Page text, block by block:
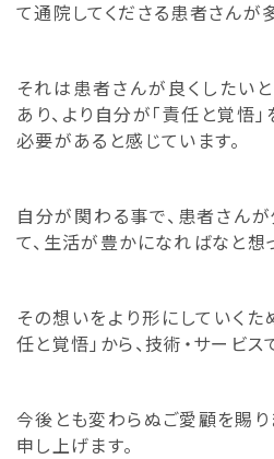
て通院してくださる患者さんが
それは患者さんが良くしたい
あり、 より自分が「責任と覚悟」
必要があると感じています。
自分が関わる事で、患者さん
て、 生活が豊かになればなと想
その想いをより形にしていくた
任と覚悟」から、技術・サービス
今後とも変わらぬご愛顧を賜り
申し上げます。